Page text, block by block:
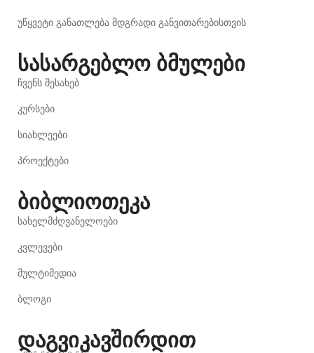
უწყვეტი განათლება მდგრადი განვითარებისთვის
სასარგებლო ბმულები
ჩვენს შესახებ
კურსები
სიახლეები
პროექტები
ბიბლიოთეკა
სახელმძღვანელოები
კვლევები
მულტიმედია
ბლოგი
დაგვიკავშირდით